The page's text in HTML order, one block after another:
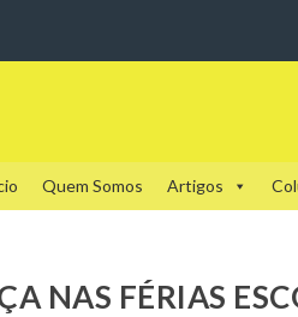
Quem Somos Artigos
NAS FÉRIAS